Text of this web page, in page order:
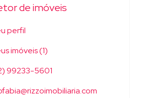
de imóveis
perfil
imóveis (1)
99233-5601